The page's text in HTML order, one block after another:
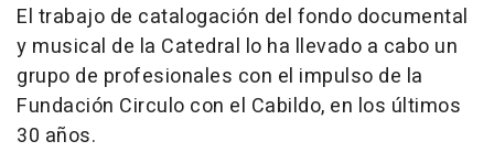
El trabajo de catalogación del fondo documental
y musical de la Catedral lo ha llevado a cabo un
grupo de profesionales con el impulso de la
Fundación Circulo con el Cabildo, en los últimos
30 años.